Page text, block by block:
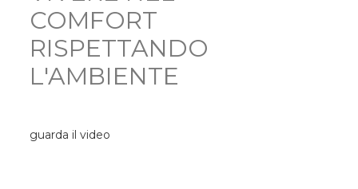
COMFORT
RISPETTANDO
L'AMBIENTE
guarda il video